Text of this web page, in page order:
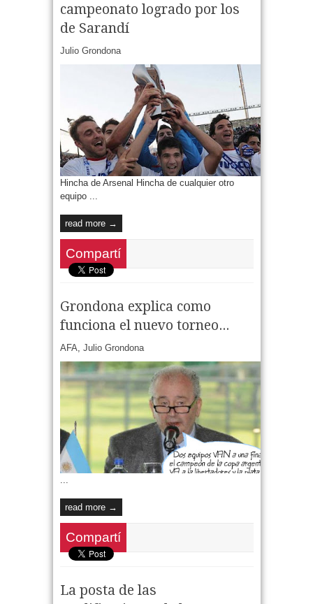
campeonato logrado por los
de Sarandí
Julio Grondona
Hincha de Arsenal Hincha de cualquier otro
equipo ...
read more →
Compartí
Grondona explica como
funciona el nuevo torneo...
AFA, Julio Grondona
...
read more →
Compartí
La posta de las